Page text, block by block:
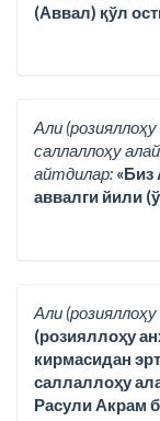
(Аввал) қўл
Али
саллаллоҳу
айтдилар: «Биз
аввалги йили
Али
(розияллоҳу
кирмасидан
саллаллоҳу
Расули Акрам